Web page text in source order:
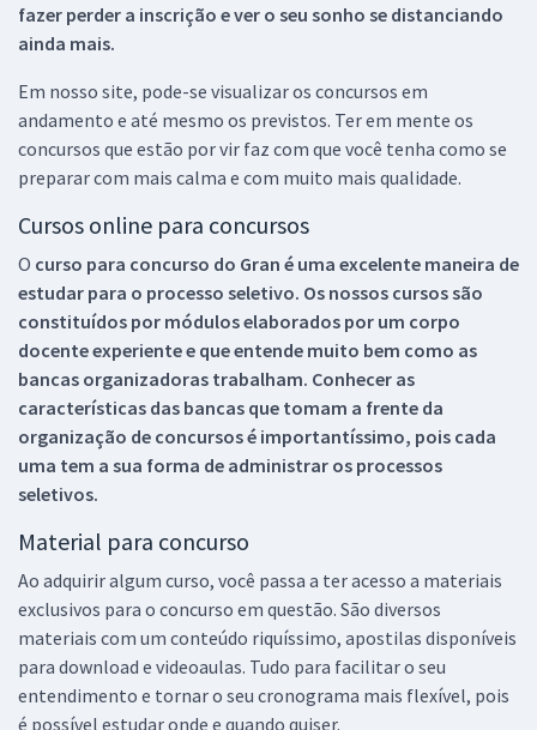
fazer perder a inscrição e ver o seu sonho se distanciando
ainda mais.
Em nosso site, pode-se visualizar os concursos em
andamento e até mesmo os previstos. Ter em mente os
concursos que estão por vir faz com que você tenha como se
preparar com mais calma e com muito mais qualidade.
Cursos online para concursos
O curso para concurso do Gran é uma excelente maneira de
estudar para o processo seletivo. Os nossos cursos são
constituídos por módulos elaborados por um corpo
docente experiente e que entende muito bem como as
bancas organizadoras trabalham. Conhecer as
características das bancas que tomam a frente da
organização de concursos é importantíssimo, pois cada
uma tem a sua forma de administrar os processos
seletivos.
Material para concurso
Ao adquirir algum curso, você passa a ter acesso a materiais
exclusivos para o concurso em questão. São diversos
materiais com um conteúdo riquíssimo, apostilas disponíveis
para download e videoaulas. Tudo para facilitar o seu
entendimento e tornar o seu cronograma mais flexível, pois
é possível estudar onde e quando quiser.